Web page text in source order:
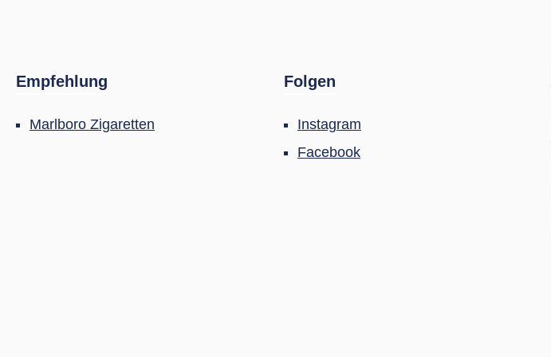
Empfehlung
Marlboro Zigaretten
Folgen
Instagram
Facebook